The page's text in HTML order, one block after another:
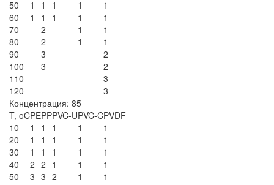
50
1 1 1 1
1
60
1 1 1 1
1
70
2 1
1
80
2 1
1
90
3
2
100
3
2
110
3
120
3
Концентрация: 85
T, oCPEPPPVC-UPVC-CPVDF
10
1 1 1 1
1
20
1 1 1 1
1
30
1 1 1 1
1
40
2 2 1 1
1
50
3 3 2 1
1